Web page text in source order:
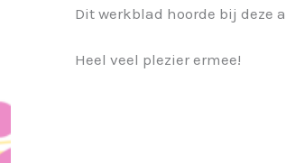
Dit werkblad hoorde bij deze
Heel veel plezier ermee!